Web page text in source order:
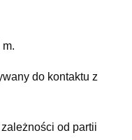
m.
do kontaktu z
od partii